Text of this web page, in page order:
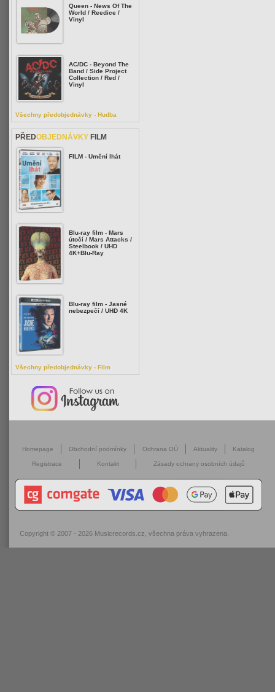
Queen - News Of The
World / Reedice /
Vinyl
AC/DC - Beyond The
Band / Side Project
Collection / Red /
Vinyl
Všechny předobjednávky - Hudba
PŘEDOBJEDNÁVKY FILM
FILM - Umění lhát
Blu-ray film - Mars
útočí / Mars Attacks /
Steelbook / UHD
4K+Blu-Ray
Blu-ray film - Jasné
nebezpečí / UHD 4K
Všechny předobjednávky - Film
Homepage Obchodní podmínky Ochrana OÚ Aktuality Katalog
Registrace Kontakt Zásady ochrany osobních údajů
Copyright © 2007 - 2026 Musicrecords.cz , všechna práva vyhrazena.